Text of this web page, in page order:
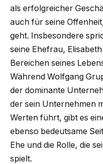
als erfolgreicher
auch für seine
geht. Insbesondere
seine Ehefrau,
Bereichen seines
Während Wolfgang
der dominante
der sein Unternehmen
Werten führt, gibt es
ebenso bedeutsame
Ehe und die Rolle, die
spielt.